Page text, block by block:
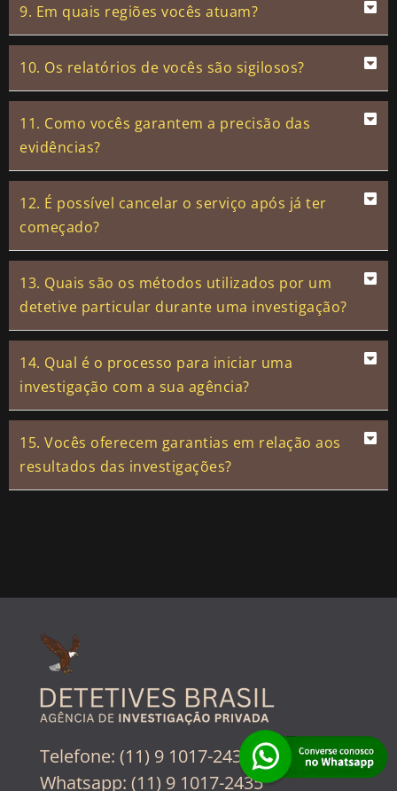
9. Em quais regiões vocês atuam?
10. Os relatórios de vocês são sigilosos?
11. Como vocês garantem a precisão das
evidências?
12. É possível cancelar o serviço após já ter
começado?
13. Quais são os métodos utilizados por um
detetive particular durante uma investigação?
14. Qual é o processo para iniciar uma
investigação com a sua agência?
15. Vocês oferecem garantias em relação aos
resultados das investigações?
Telefone: (11) 9 1017-2435
Whatsapp: (11) 9 1017-2435